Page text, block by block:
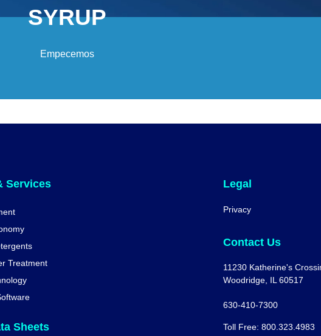
SYRUP
Empecemos
Services
Treatment
Sheets
Legal
Privacy
Contact Us
11230 Katherine's
Woodridge, IL 60517
630-410-7300
Toll Free: 800.323.4983